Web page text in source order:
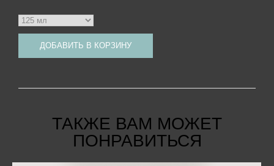
ДОБАВИТЬ В КОРЗИНУ
ТАКЖЕ ВАМ МОЖЕТ
ПОНРАВИТЬСЯ